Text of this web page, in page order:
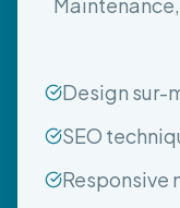
Design sur-
SEO
Responsive